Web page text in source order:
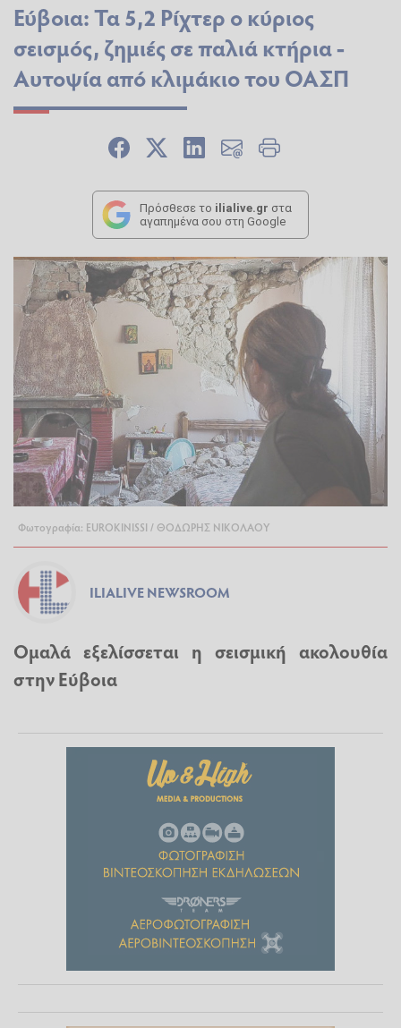
Εύβοια: Τα 5,2 Ρίχτερ ο κύριος
σεισμός, ζημιές σε παλιά κτήρια -
Αυτοψία από κλιμάκιο του ΟΑΣΠ
Πρόσθεσε το ilialive.gr στα
αγαπημένα σου στη Google
Φωτογραφία: EUROKINISSI / ΘΟΔΩΡΗΣ ΝΙΚΟΛΑΟΥ
ILIALIVE NEWSROOM
Ομαλά εξελίσσεται η σεισμική ακολουθία
στην Εύβοια